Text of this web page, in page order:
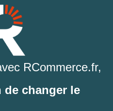
RCommerce.fr,
de changer le